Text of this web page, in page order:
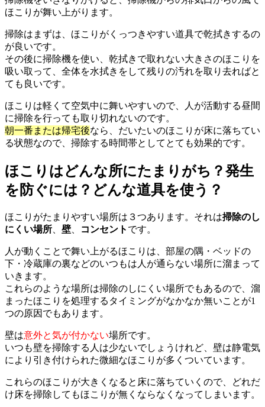
ほこりが舞い上がります。
掃除はまずは、ほこりがくっつきやすい道具で乾拭きするの
が良いです。
その後に掃除機を使い、乾拭きで取れない大きさのほこりを
吸い取って、全体を水拭きをして残りの汚れを取り去ればと
ても良いです。
ほこりは軽くて空気中に舞いやすいので、人が活動する昼間
に掃除を行っても取り切れないのです。
朝一番または帰宅後なら、だいたいのほこりが床に落ちてい
る状態なので、掃除する時間帯としてとても効果的です。
ほこりはどんな所にたまりがち？発生
を防ぐには？どんな道具を使う？
ほこりがたまりやすい場所は３つあります。それは掃除のし
にくい場所
壁 コンセント です。
人が動くことで舞い上がるほこりは、部屋の隅・ベッドの
下・冷蔵庫の裏などのいつもは人が通らない場所に溜まって
いきます。
これらのような場所は掃除のしにくい場所でもあるので、溜
まったほこりを処理するタイミングがなかなか無いことが1
つの原因でもあります。
壁は意外と気が付かない場所です。
いつも壁を掃除する人は少ないでしょうけれど、壁は静電気
により引き付けられた微細なほこりが多くついています。
これらのほこりが大きくなると床に落ちていくので、どれだ
け床を掃除してもほこりが無くならなくなってしまいます。